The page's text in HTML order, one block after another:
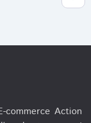
commerce Action